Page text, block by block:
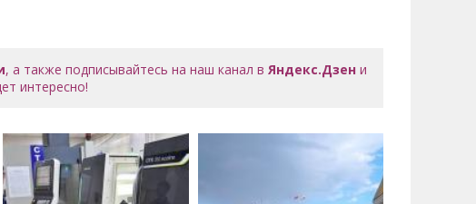
, а также подписывайтесь на наш канал вЯндекс.Дзен и
интересно!